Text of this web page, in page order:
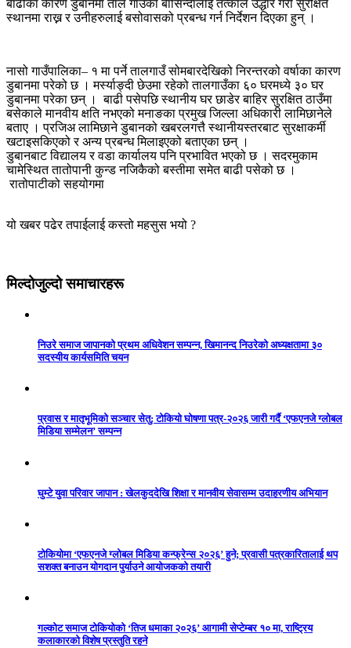
बाढीका कारण डुबानमा ताल गाउँका बासिन्दालाई तत्काल उद्धार गरी सुरक्षित
स्थानमा राख्न र उनीहरुलाई बसोवासको प्रबन्ध गर्न निर्देशन दिएका हुन् ।
नासो गाउँपालिका– १ मा पर्ने तालगाउँ सोमबारदेखिको निरन्तरको वर्षाका कारण
डुबानमा परेको छ । मर्स्याङ्दी छेउमा रहेको तालगाउँका ६० घरमध्ये ३० घर
डुबानमा परेका छन् । बाढी पसेपछि स्थानीय घर छाडेर बाहिर सुरक्षित ठाउँमा
बसेकाले मानवीय क्षति नभएको मनाङका प्रमुख जिल्ला अधिकारी लामिछानेले
बताए । प्रजिअ लामिछाने डुबानको खबरलगत्तै स्थानीयस्तरबाट सुरक्षाकर्मी
खटाइसकिएको र अन्य प्रबन्ध मिलाइएको बताएका छन् ।
डुबानबाट विद्यालय र वडा कार्यालय पनि प्रभावित भएको छ । सदरमुकाम
चामेस्थित तातोपानी कुन्ड नजिकैको बस्तीमा समेत बाढी पसेको छ ।
रातोपाटीको सहयोगमा
यो खबर पढेर तपाईलाई कस्तो महसुस भयो ?
मिल्दोजुल्दो समाचारहरू
निउरे समाज जापानको प्रथम अधिवेशन सम्पन्न, खिमानन्द निउरेको अध्यक्षतामा ३०
सदस्यीय कार्यसमिति चयन
प्रवास र मातृभूमिको सञ्चार सेतु: टोकियो घोषणा पत्र-२०२६ जारी गर्दै ‘एफएनजे ग्लोबल
मिडिया सम्मेलन’ सम्पन्न
घुम्टे युवा परिवार जापान : खेलकुददेखि शिक्षा र मानवीय सेवासम्म उदाहरणीय अभियान
टोकियोमा ‘एफएनजे ग्लोबल मिडिया कन्फ्रेन्स २०२६’ हुने; प्रवासी पत्रकारितालाई थप
सशक्त बनाउन योगदान पुर्याउने आयोजकको तयारी
गल्कोट समाज टोकियोको ‘तिज धमाका २०२६’ आगामी सेप्टेम्बर १० मा, राष्ट्रिय
कलाकारको विशेष प्रस्तुति रहने